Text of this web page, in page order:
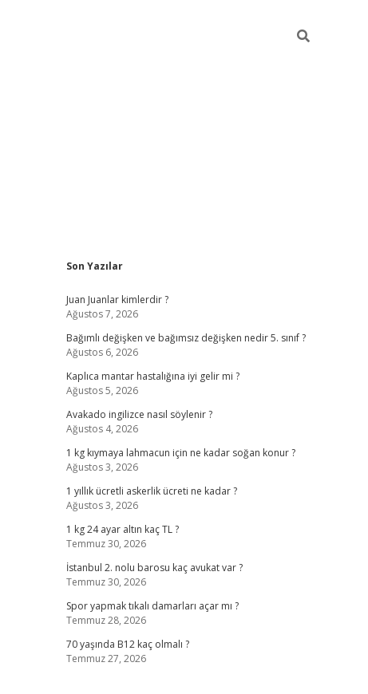
Sidebar
Son Yazılar
Juan Juanlar kimlerdir ?
Ağustos 7, 2026
Bağımlı değişken ve bağımsız değişken nedir 5. sınıf ?
Ağustos 6, 2026
Kaplıca mantar hastalığına iyi gelir mi ?
Ağustos 5, 2026
Avakado ingilizce nasıl söylenir ?
Ağustos 4, 2026
1 kg kıymaya lahmacun için ne kadar soğan konur ?
Ağustos 3, 2026
1 yıllık ücretli askerlik ücreti ne kadar ?
Ağustos 3, 2026
1 kg 24 ayar altın kaç TL ?
Temmuz 30, 2026
İstanbul 2. nolu barosu kaç avukat var ?
Temmuz 30, 2026
Spor yapmak tıkalı damarları açar mı ?
Temmuz 28, 2026
70 yaşında B12 kaç olmalı ?
Temmuz 27, 2026